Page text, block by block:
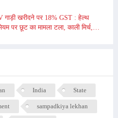
खरीदने पर 18% GST : हेल्थ
पर छूट का मामला टला, काली मिर्च,
India State
sampadkiya lekhan